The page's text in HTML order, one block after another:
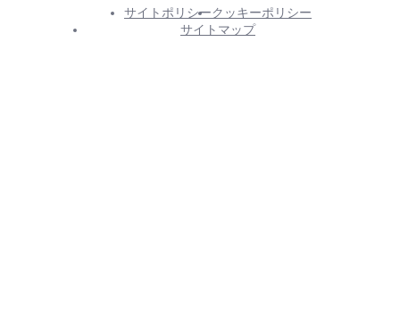
サイトポリシークッキーポリシー
サイトマップ